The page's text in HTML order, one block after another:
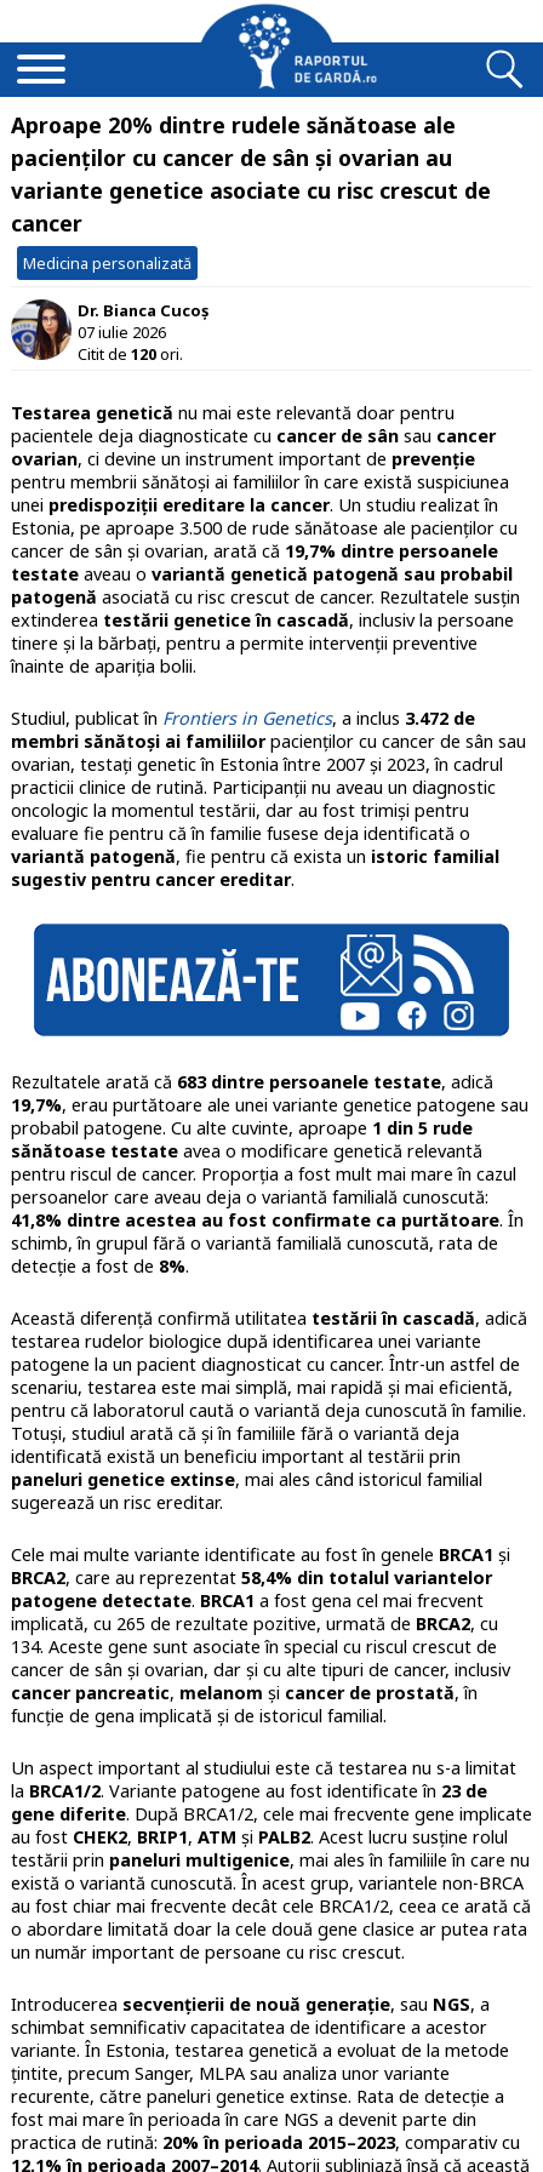
Aproape 20% dintre rudele sănătoase ale
pacienților cu cancer de sân și ovarian au
variante genetice asociate cu risc crescut de
cancer
Medicina personalizată
Dr. Bianca Cucoș
07 iulie 2026
Citit de 120ori.
Testarea genetică nu mai este relevantă doar pentru
pacientele deja diagnosticate cu cancer de sânsau cancer
ovarian, ci devine un instrument important de prevenție
pentru membrii sănătoși ai familiilor în care există suspiciunea
unei predispoziții ereditare la cancer. Un studiu realizat în
Estonia, pe aproape 3.500 de rude sănătoase ale pacienților cu
cancer de sân și ovarian, arată că 19,7% dintre persoanele
testateaveau o variantă genetică patogenă sau probabil
patogenă asociată cu risc crescut de cancer. Rezultatele susțin
extinderea testării genetice în cascadă, inclusiv la persoane
tinere și la bărbați, pentru a permite intervenții preventive
înainte de apariția bolii.
Studiul, publicat în Frontiers in Genetics, a inclus 3.472 de
membri sănătoși ai familiilorpacienților cu cancer de sân sau
ovarian, testați genetic în Estonia între 2007 și 2023, în cadrul
practicii clinice de rutină. Participanții nu aveau un diagnostic
oncologic la momentul testării, dar au fost trimiși pentru
evaluare fie pentru că în familie fusese deja identificată o
variantă patogenă, fie pentru că exista un istoric familial
sugestiv pentru cancer ereditar.
Rezultatele arată că 683 dintre persoanele testate, adică
19,7%, erau purtătoare ale unei variante genetice patogene sau
probabil patogene. Cu alte cuvinte, aproape 1 din 5 rude
sănătoase testateavea o modificare genetică relevantă
pentru riscul de cancer. Proporția a fost mult mai mare în cazul
persoanelor care aveau deja o variantă familială cunoscută:
41,8% dintre acestea au fost confirmate ca purtătoare. În
schimb, în grupul fără o variantă familială cunoscută, rata de
detecție a fost de 8%.
Această diferență confirmă utilitatea testării în cascadă, adică
testarea rudelor biologice după identificarea unei variante
patogene la un pacient diagnosticat cu cancer. Într-un astfel de
scenariu, testarea este mai simplă, mai rapidă și mai eficientă,
pentru că laboratorul caută o variantă deja cunoscută în familie.
Totuși, studiul arată că și în familiile fără o variantă deja
identificată există un beneficiu important al testării prin
paneluri genetice extinse, mai ales când istoricul familial
sugerează un risc ereditar.
Cele mai multe variante identificate au fost în genele BRCA1 și
BRCA2, care au reprezentat 58,4% din totalul variantelor
patogene detectate. BRCA1 a fost gena cel mai frecvent
implicată, cu 265 de rezultate pozitive, urmată de BRCA2, cu
134. Aceste gene sunt asociate în special cu riscul crescut de
cancer de sân și ovarian, dar și cu alte tipuri de cancer, inclusiv
cancer pancreatic, melanom și cancer de prostată, în
funcție de gena implicată și de istoricul familial.
Un aspect important al studiului este că testarea nu s-a limitat
la BRCA1/2. Variante patogene au fost identificate în 23 de
gene diferite. După BRCA1/2, cele mai frecvente gene implicate
au fost CHEK2, BRIP1, ATM și PALB2. Acest lucru susține rolul
testării prin paneluri multigenice, mai ales în familiile în care nu
există o variantă cunoscută. În acest grup, variantele non-BRCA
au fost chiar mai frecvente decât cele BRCA1/2, ceea ce arată că
o abordare limitată doar la cele două gene clasice ar putea rata
un număr important de persoane cu risc crescut.
Introducerea secvențierii de nouă generație, sau NGS, a
schimbat semnificativ capacitatea de identificare a acestor
variante. În Estonia, testarea genetică a evoluat de la metode
țintite, precum Sanger, MLPA sau analiza unor variante
recurente, către paneluri genetice extinse. Rata de detecție a
fost mai mare în perioada în care NGS a devenit parte din
practica de rutină: 20% în perioada 2015–2023, comparativ cu
12,1% în perioada 2007–2014. Autorii subliniază însă că această